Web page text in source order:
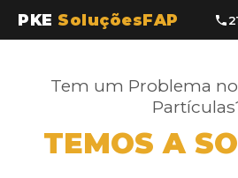
PKE SoluçõesFAP
Tem um Problema
TEMOS A